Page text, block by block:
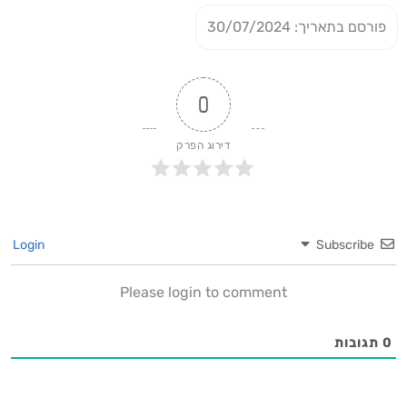
פורסם בתאריך: 30/07/2024
0
דירוג הפרק
Subscribe
Please login to comment
0 תגובות